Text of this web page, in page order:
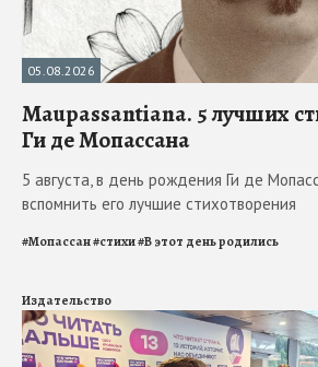
05.08.2026
Maupassantiana. 5 лучших
Ги де Мопассана
5 августа, в день рождения Ги де
вспомнить его лучшие стихотворения
#Мопассан#стихи#В этот день родились
Издательство